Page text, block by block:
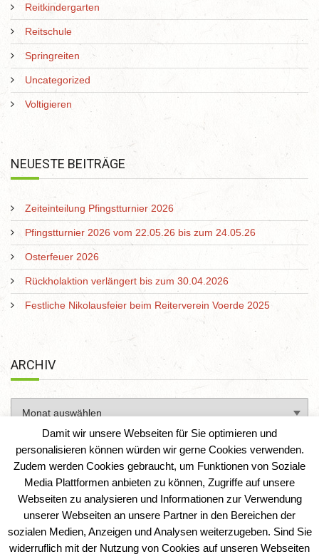
Reitkindergarten
Reitschule
Springreiten
Uncategorized
Voltigieren
NEUESTE BEITRÄGE
Zeiteinteilung Pfingstturnier 2026
Pfingstturnier 2026 vom 22.05.26 bis zum 24.05.26
Osterfeuer 2026
Rückholaktion verlängert bis zum 30.04.2026
Festliche Nikolausfeier beim Reiterverein Voerde 2025
ARCHIV
Reiterverein Voerde e. V. | IT-Solution-AD
Damit wir unsere Webseiten für Sie optimieren und
personalisieren können würden wir gerne Cookies verwenden.
Zudem werden Cookies gebraucht, um Funktionen von Soziale
Media Plattformen anbieten zu können, Zugriffe auf unsere
Webseiten zu analysieren und Informationen zur Verwendung
unserer Webseiten an unsere Partner in den Bereichen der
sozialen Medien, Anzeigen und Analysen weiterzugeben. Sind Sie
widerruflich mit der Nutzung von Cookies auf unseren Webseiten